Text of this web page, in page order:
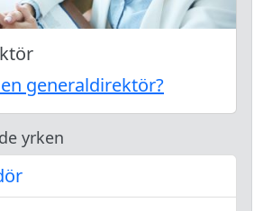
generaldirektör?
yrken